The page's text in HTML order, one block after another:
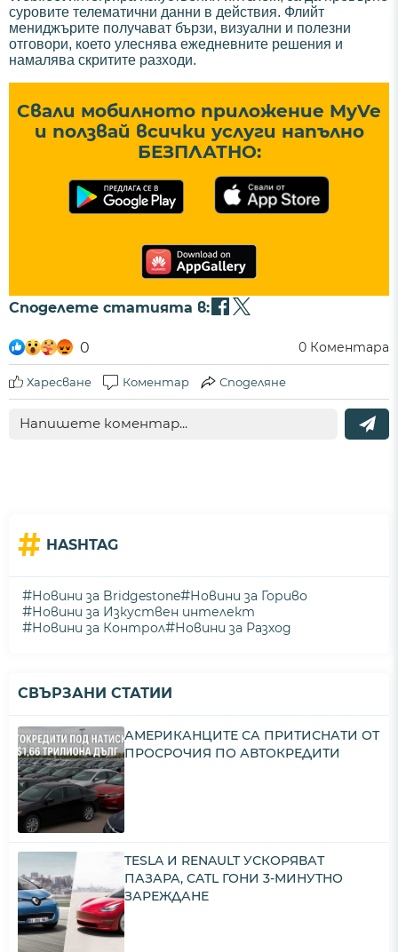
суровите телематични данни в действия. Флийт
мениджърите получават бързи, визуални и полезни
отговори, което улеснява ежедневните решения и
намалява скритите разходи.
Свали мобилното приложение MyVe
и ползвай всички услуги напълно
БЕЗПЛАТНО:
Споделете статията в:
0 0 Коментара
Харесване Коментар Споделяне
# HASHTAG
#Новини за Bridgestone#Новини за Гориво
#Новини за Изкуствен интелект
#Новини за Контрол#Новини за Разход
СВЪРЗАНИ СТАТИИ
АМЕРИКАНЦИТЕ СА ПРИТИСНАТИ ОТ
ПРОСРОЧИЯ ПО АВТОКРЕДИТИ
TESLA И RENAULT УСКОРЯВАТ
ПАЗАРА, CATL ГОНИ 3-МИНУТНО
ЗАРЕЖДАНЕ